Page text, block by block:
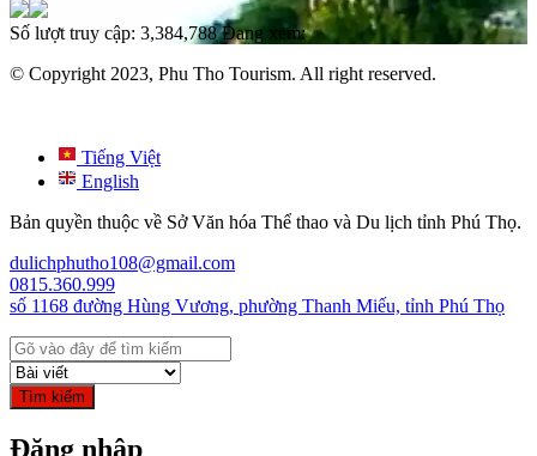
Số lượt truy cập: 3,384,788Đang xem:
© Copyright 2023, Phu Tho Tourism. All right reserved.
Tiếng Việt
English
Bản quyền thuộc về Sở Văn hóa Thể thao và Du lịch tỉnh Phú Thọ.
dulichphutho108@gmail.com
0815.360.999
số 1168 đường Hùng Vương, phường Thanh Miếu, tỉnh Phú Thọ
Tìm kiếm
Đăng nhập